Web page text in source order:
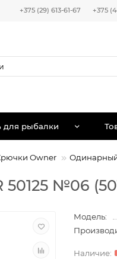
+375 (29) 613-61-67 +375
для рыбалки
Owner
№06
Модель: